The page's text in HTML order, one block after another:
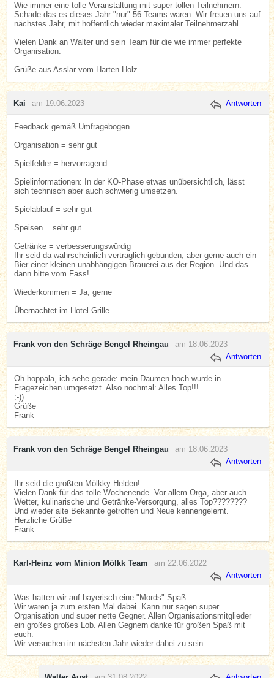
Wie immer eine tolle Veranstaltung mit super tollen Teilnehmern.
Schade das es dieses Jahr "nur" 56 Teams waren. Wir freuen uns auf
nächstes Jahr, mit hoffentlich wieder maximaler Teilnehmerzahl.
Vielen Dank an Walter und sein Team für die wie immer perfekte
Organisation.
Grüße aus Asslar vom Harten Holz
Kai am 19.06.2023 Antworten
Feedback gemäß Umfragebogen
Organisation = sehr gut
Spielfelder = hervorragend
Spielinformationen: In der KO-Phase etwas unübersichtlich, lässt
sich technisch aber auch schwierig umsetzen.
Spielablauf = sehr gut
Speisen = sehr gut
Getränke = verbesserungswürdig
Ihr seid da wahrscheinlich vertraglich gebunden, aber gerne auch ein
Bier einer kleinen unabhängigen Brauerei aus der Region. Und das
dann bitte vom Fass!
Wiederkommen = Ja, gerne
Übernachtet im Hotel Grille
Frank von den Schräge Bengel Rheingau
am 18.06.2023
Antworten
Oh hoppala, ich sehe gerade: mein Daumen hoch wurde in
Fragezeichen umgesetzt. Also nochmal: Alles Top!!!
:-))
Grüße
Frank
Frank von den Schräge Bengel Rheingau
am 18.06.2023
Antworten
Ihr seid die größten Mölkky Helden!
Vielen Dank für das tolle Wochenende. Vor allem Orga, aber auch
Wetter, kulinarische und Getränke-Versorgung, alles Top????????
Und wieder alte Bekannte getroffen und Neue kennengelernt.
Herzliche Grüße
Frank
Karl-Heinz vom Minion Mölkk Team
am 22.06.2022
Antworten
Was hatten wir auf bayerisch eine "Mords" Spaß.
Wir waren ja zum ersten Mal dabei. Kann nur sagen super
Organisation und super nette Gegner. Allen Organisationsmitglieder
ein großes großes Lob. Allen Gegnern danke für großen Spaß mit
euch.
Wir versuchen im nächsten Jahr wieder dabei zu sein.